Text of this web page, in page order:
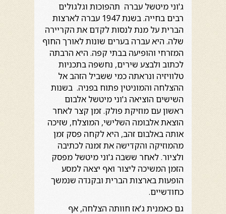
ג'וני מיטשל עברה תהפוכות וגלגולים
רבים בחייה. בשנת 1947 עברה לארצות
הברית על מנת לנסות לקדם את הקריירה
שלה. היא עברה בערים שונות לאורך החוף
המזרחי והופיעה בבתי קפה. היא הרבתה
לכתוב ולבצע שירים, נחשפה בתכניות
טלוויזיה ונראתה כמי ששביל הזהב אל
ההצלחה והמוניטין פתוח בפניה. בשנות
השישים הוציאה ג'וני מיטשל אלבום
ראשון עם מוזיקת פולק. זמן קצר לאחר
הוצאת אלבומה השלישי, המוצלח, שזיכה
אותה באלבום זהב, היא לקחה פסק זמן
מהמוזיקה והקדישה את זמנה לכתיבה
ולציור. לאחר ששבה ג'וני מיטשל מפסק
הזמן המשיכה ליצור ואף יצאה למסע
הופעות בארצות הברית ובקנדה שנמשך
כחודשיים.
גם כאמנית ג'אז חוותה הצלחה, אף